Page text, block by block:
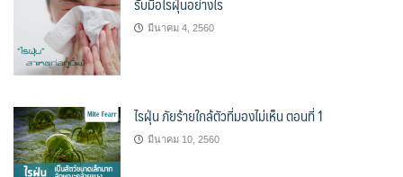
มีนาคม 4, 2560
ไรฝุ่น ภัยร้ายใกล้ตัวที่มองไม่เห็น ตอนที่ 1
มีนาคม 10, 2560